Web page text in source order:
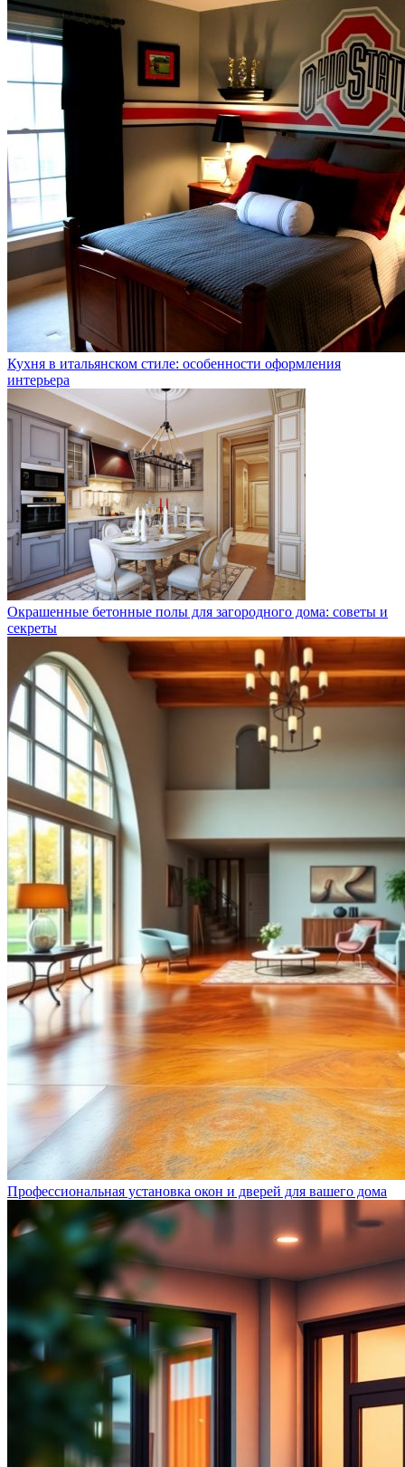
Кухня в итальянском стиле: особенности оформления
интерьера
Окрашенные бетонные полы для загородного дома: советы и
секреты
Профессиональная установка окон и дверей для вашего дома